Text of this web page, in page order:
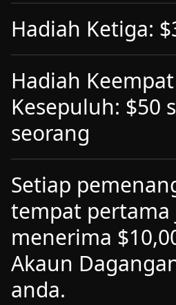
Hadiah Ketiga:
Hadiah
Kesepuluh: $50
seorang
Setiap
tempat pertama
menerima
Akaun
anda.